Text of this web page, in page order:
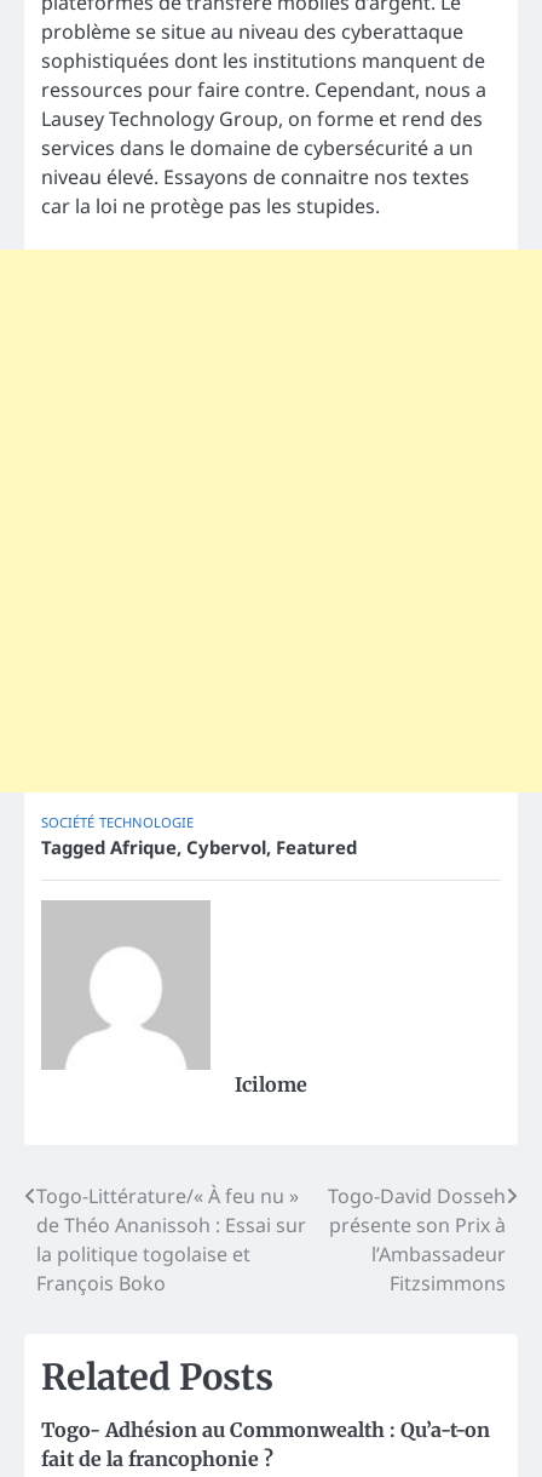
problème se situe au niveau des cyberattaque
sophistiquées dont les institutions manquent de
ressources pour faire contre. Cependant, nous a
Lausey Technology Group, on forme et rend des
services dans le domaine de cybersécurité a un
niveau élevé. Essayons de connaitre nos textes
car la loi ne protège pas les stupides.
SOCIÉTÉ TECHNOLOGIE
Tagged Afrique, Cybervol, Featured
Icilome
Post
navigation
Togo-Littérature/« À feu nu »
de Théo Ananissoh : Essai sur
la politique togolaise et
François Boko
Togo-David Dosseh
présente son Prix à
l’Ambassadeur
Fitzsimmons
Related Posts
Togo- Adhésion au Commonwealth : Qu’a-t-on
fait de la francophonie ?